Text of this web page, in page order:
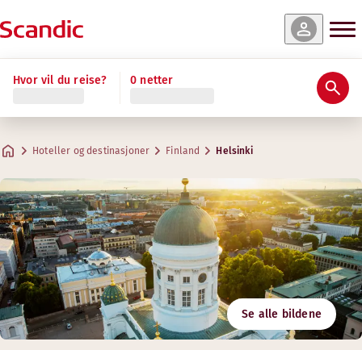
Hvor vil du reise? 0 netter
Hoteller og destinasjoner Finland Helsinki
Se alle bildene